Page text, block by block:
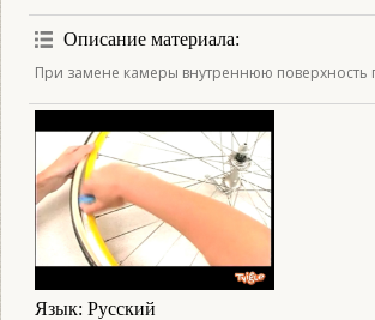
Описание материала:
При замене камеры внутреннюю
Язык: Русский